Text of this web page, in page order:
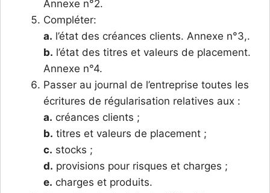
Annexe n°2.
Compléter:
a. l’état des créances clients. Annexe n°3,.
b. l’état des titres et valeurs de placement.
Annexe n°4.
Passer au journal de l’entreprise toutes les
écritures de régularisation relatives aux :
a. créances clients ;
b. titres et valeurs de placement ;
c. stocks ;
d. provisions pour risques et charges ;
e. charges et produits.